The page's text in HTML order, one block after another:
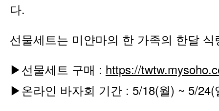
다.
선물세트는 미얀마의 한 가족의 한달
▶선물세트 구매 : https://
▶온라인 바자회 기간 : 5/18(월) ~ 5/24(